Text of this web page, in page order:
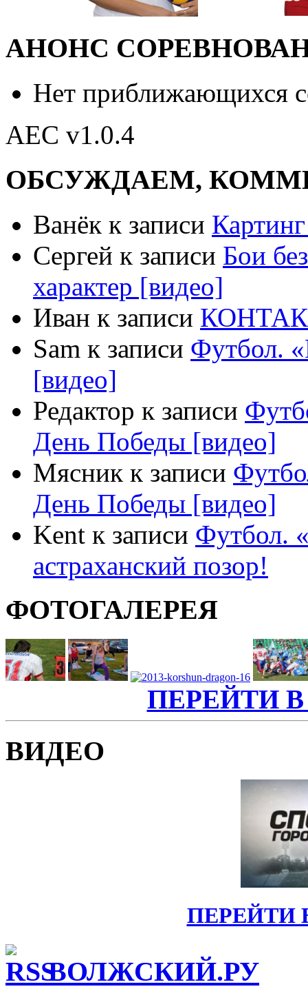
АНОНС
Нет приближающихся
AEC v1.0.4
ОБСУЖДАЕМ,
Ванёк к записи
Сергей к записи Бои
характер [видео]
Иван к записи
Sam к записи Футбол.
[видео]
Редактор к записи
День Победы [видео]
Мясник к записи
День Победы [видео]
Kent к записи Футбол.
астраханский позор!
ФОТОГАЛЕРЕЯ
ПЕРЕЙТИ В
ВИДЕО
ПЕРЕЙТИ
ВОЛЖСКИЙ.РУ